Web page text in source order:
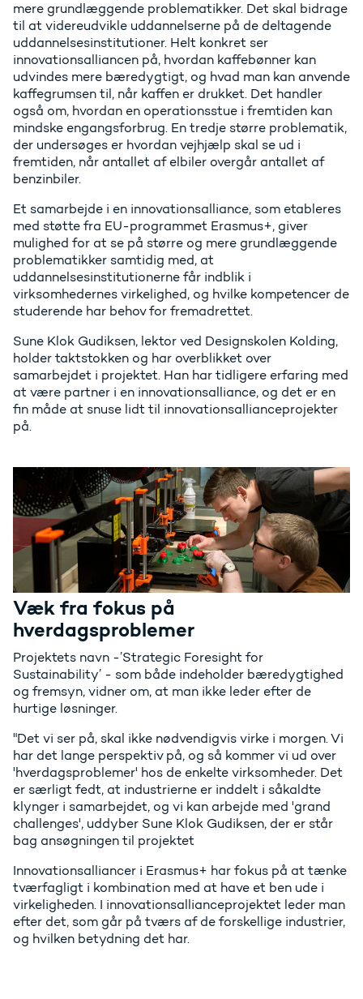
mere grundlæggende problematikker. Det skal bidrage
til at videreudvikle uddannelserne på de deltagende
uddannelsesinstitutioner. Helt konkret ser
innovationsalliancen på, hvordan kaffebønner kan
udvindes mere bæredygtigt, og hvad man kan anvende
kaffegrumsen til, når kaffen er drukket. Det handler
også om, hvordan en operationsstue i fremtiden kan
mindske engangsforbrug. En tredje større problematik,
der undersøges er hvordan vejhjælp skal se ud i
fremtiden, når antallet af elbiler overgår antallet af
benzinbiler.
Et samarbejde i en innovationsalliance, som etableres
med støtte fra EU-programmet Erasmus+, giver
mulighed for at se på større og mere grundlæggende
problematikker samtidig med, at
uddannelsesinstitutionerne får indblik i
virksomhedernes virkelighed, og hvilke kompetencer de
studerende har behov for fremadrettet.
Sune Klok Gudiksen, lektor ved Designskolen Kolding,
holder taktstokken og har overblikket over
samarbejdet i projektet. Han har tidligere erfaring med
at være partner i en innovationsalliance, og det er en
fin måde at snuse lidt til innovationsallianceprojekter
på.
Væk fra fokus på
hverdagsproblemer
Projektets navn -’Strategic Foresight for
Sustainability’ - som både indeholder bæredygtighed
og fremsyn, vidner om, at man ikke leder efter de
hurtige løsninger.
"Det vi ser på, skal ikke nødvendigvis virke i morgen. Vi
har det lange perspektiv på, og så kommer vi ud over
'hverdagsproblemer' hos de enkelte virksomheder. Det
er særligt fedt, at industrierne er inddelt i såkaldte
klynger i samarbejdet, og vi kan arbejde med 'grand
challenges', uddyber Sune Klok Gudiksen, der er står
bag ansøgningen til projektet
Innovationsalliancer i Erasmus+ har fokus på at tænke
tværfagligt i kombination med at have et ben ude i
virkeligheden. I innovationsallianceprojektet leder man
efter det, som går på tværs af de forskellige industrier,
og hvilken betydning det har.